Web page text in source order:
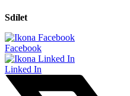
Sdílet
Facebook
Linked In